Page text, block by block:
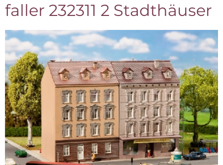
faller 232311 2 Stadthäuser